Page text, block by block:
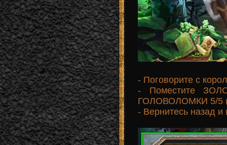
- Поговорите с
- Поместите
ГОЛОВОЛОМКИ 5/5
- Вернитесь назад и